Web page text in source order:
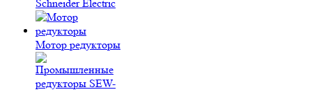
Schneider Electric
Мотор редукторы